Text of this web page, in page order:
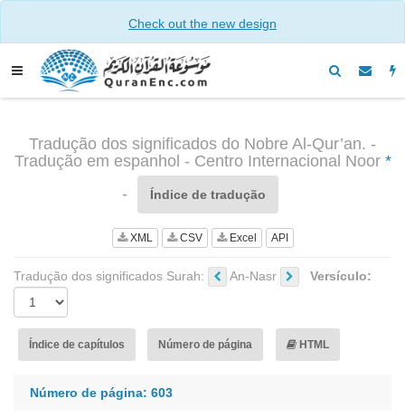
Check out the new design
Tradução dos significados do Nobre Al-Qur’an. -
Tradução em espanhol - Centro Internacional Noor *
-
Índice de tradução
XML CSV Excel API
Tradução dos significados Surah: An-Nasr Versículo:
Índice de capítulos Número de página HTML
Número de página: 603